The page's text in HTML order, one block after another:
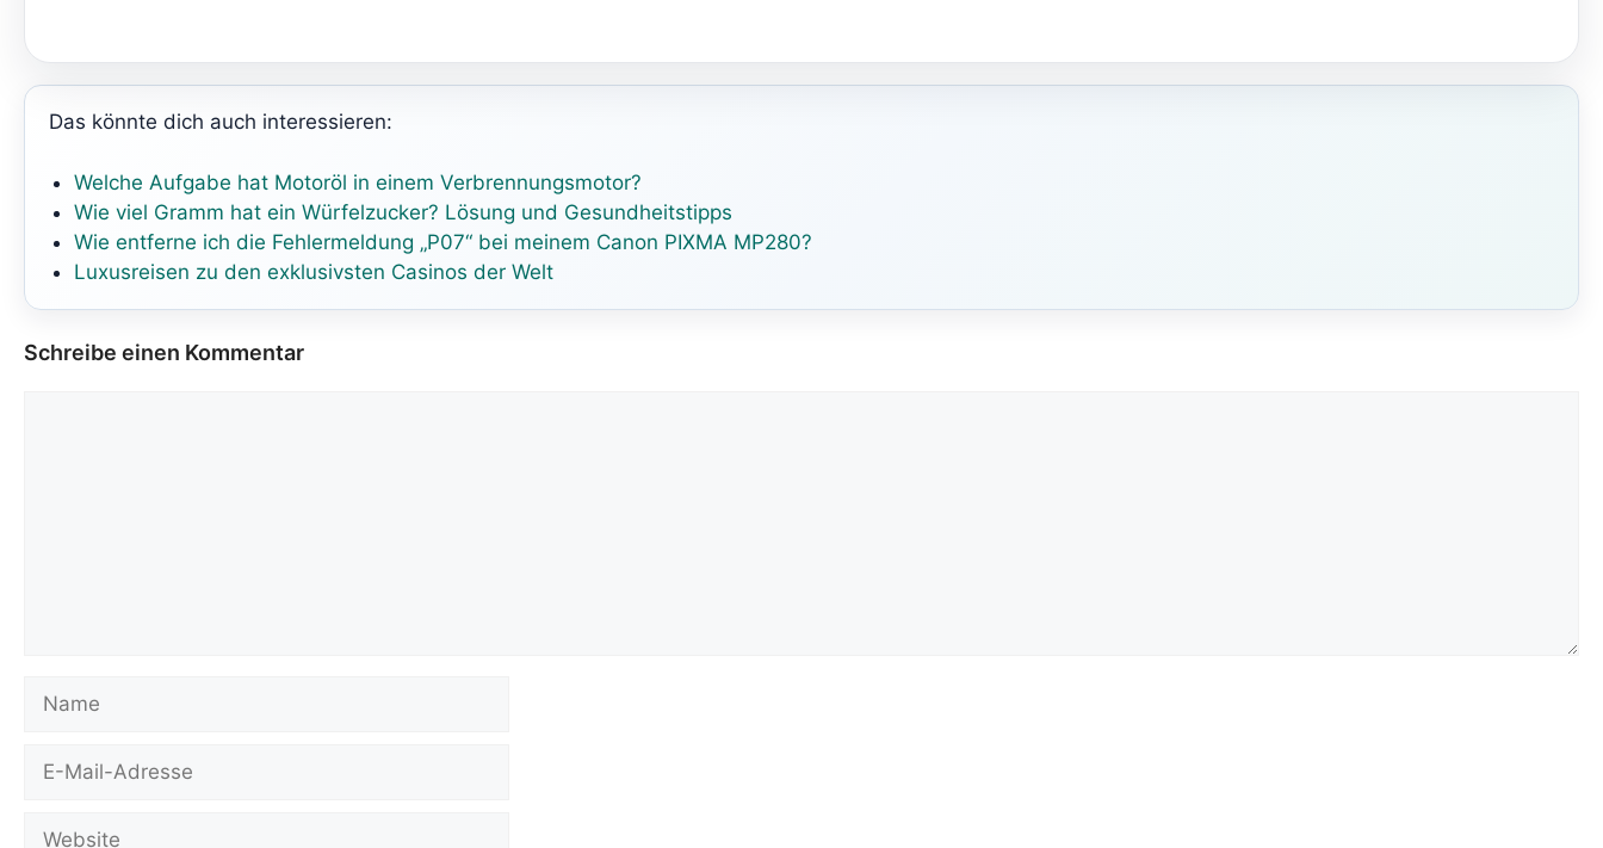
Das könnte dich auch interessieren:
Welche Aufgabe hat Motoröl in einem Verbrennungsmotor?
Wie viel Gramm hat ein Würfelzucker? Lösung und Gesundheitstipps
Wie entferne ich die Fehlermeldung „P07“ bei meinem Canon PIXMA MP280?
Luxusreisen zu den exklusivsten Casinos der Welt
Schreibe einen Kommentar
Name
Website